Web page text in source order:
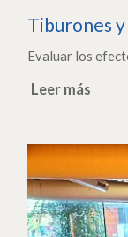
Tiburones y
Evaluar los
Leer más